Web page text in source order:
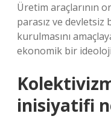
Üretim araçlarının
parasız ve
kurulmasını
ekonomik bir
inisiyatifi